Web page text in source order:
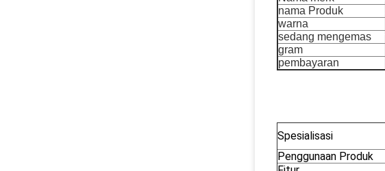
nama Produk
warna
sedang mengemas
gram
pembayaran
Spesialisasi
Penggunaan Produk